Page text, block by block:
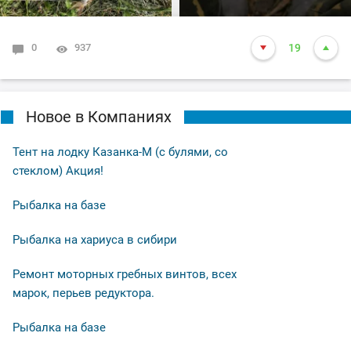
0 937 19
Новое в Компаниях
Тент на лодку Казанка-М (с булями, со
стеклом) Акция!
Рыбалка на базе
Рыбалка на хариуса в сибири
Ремонт моторных гребных винтов, всех
марок, перьев редуктора.
Рыбалка на базе